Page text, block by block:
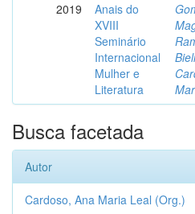
2019
Anais do
XVIII
Seminário
Internacional
Mulher e
Literatura
Busca facetada
Autor
Cardoso, Ana Maria Leal (Org.)